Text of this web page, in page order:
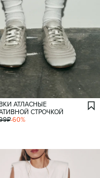
АТЛАСНЫЕ
СТРОЧКОЙ
₽-60%